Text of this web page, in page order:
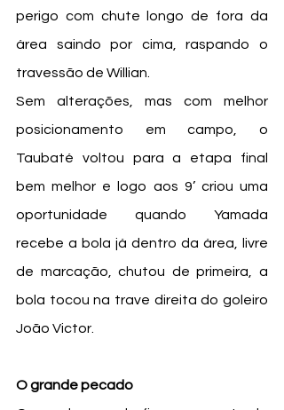
perigo com chute longo de fora da
área saindo por cima, raspando o
travessão de Willian.
Sem alterações, mas com melhor
posicionamento em campo, o
Taubaté voltou para a etapa final
bem melhor e logo aos 9’ criou uma
oportunidade quando Yamada
recebe a bola já dentro da área, livre
de marcação, chutou de primeira, a
bola tocou na trave direita do goleiro
João Victor.
O grande pecado